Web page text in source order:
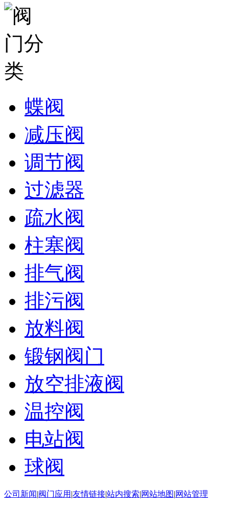
蝶阀
减压阀
调节阀
过滤器
疏水阀
柱塞阀
排气阀
排污阀
放料阀
锻钢阀门
放空排液阀
温控阀
电站阀
球阀
公司新闻 阀门应用 友情链接站内搜索 网站地图 网站管理